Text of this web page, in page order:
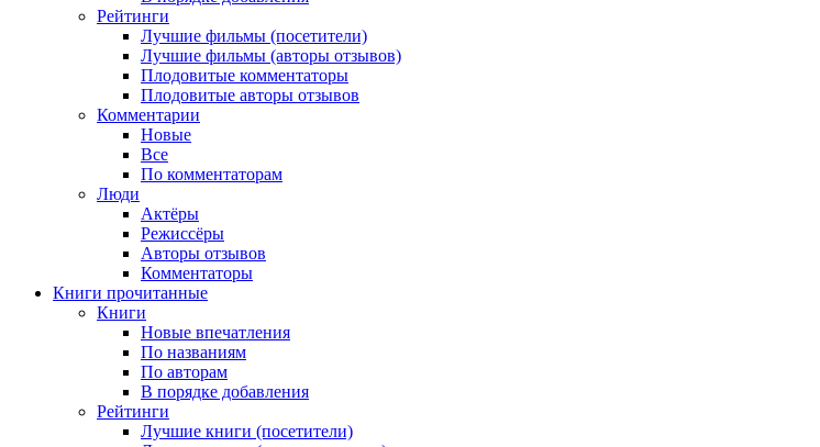
Рейтинги
Лучшие фильмы (посетители)
Лучшие фильмы (авторы отзывов)
Плодовитые комментаторы
Плодовитые авторы отзывов
Комментарии
Новые
Все
По комментаторам
Люди
Актёры
Режиссёры
Авторы отзывов
Комментаторы
Книги прочитанные
Книги
Новые впечатления
По названиям
По авторам
В порядке добавления
Рейтинги
Лучшие книги (посетители)